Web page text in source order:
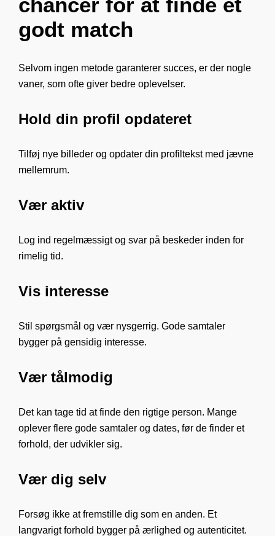
godt match
Selvom ingen metode garanterer succes, er der nogle
vaner, som ofte giver bedre oplevelser.
Hold din profil opdateret
Tilføj nye billeder og opdater din profiltekst med jævne
mellemrum.
Vær aktiv
Log ind regelmæssigt og svar på beskeder inden for
rimelig tid.
Vis interesse
Stil spørgsmål og vær nysgerrig. Gode samtaler
bygger på gensidig interesse.
Vær tålmodig
Det kan tage tid at finde den rigtige person. Mange
oplever flere gode samtaler og dates, før de finder et
forhold, der udvikler sig.
Vær dig selv
Forsøg ikke at fremstille dig som en anden. Et
langvarigt forhold bygger på ærlighed og autenticitet.